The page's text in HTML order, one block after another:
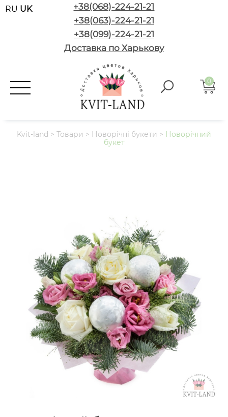
RU UK
+38(068)-224-21-21
+38(063)-224-21-21
+38(099)-224-21-21
Доставка по Харькову
0
Kvit-land > Товари > Новорічні букети > Новорічний
букет